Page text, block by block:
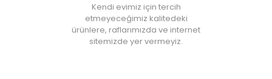
Kendi evimiz için tercih
etmeyeceğimiz kalitedeki
ürünlere, raflarımızda ve internet
sitemizde yer vermeyiz.